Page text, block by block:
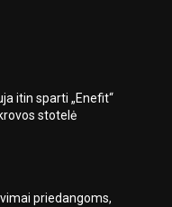
itin sparti „Enefit“
stotelė
priedangoms,